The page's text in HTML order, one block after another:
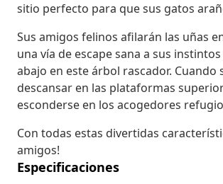
sitio perfecto para que sus gatos
Sus amigos felinos afilarán las uñas
una vía de escape sana a sus
abajo en este árbol rascador.
descansar en las plataformas
esconderse en los acogedores
Con todas estas divertidas
amigos!
Especificaciones